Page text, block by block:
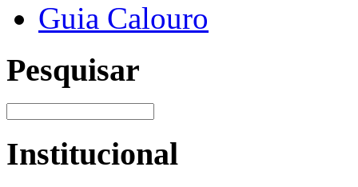
Guia Calouro
Pesquisar
Institucional